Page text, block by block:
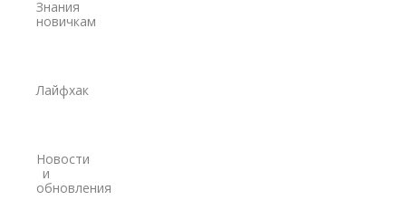
Pacific Crest
Знания
новичкам
Лайфхак
Новости
и
обновления